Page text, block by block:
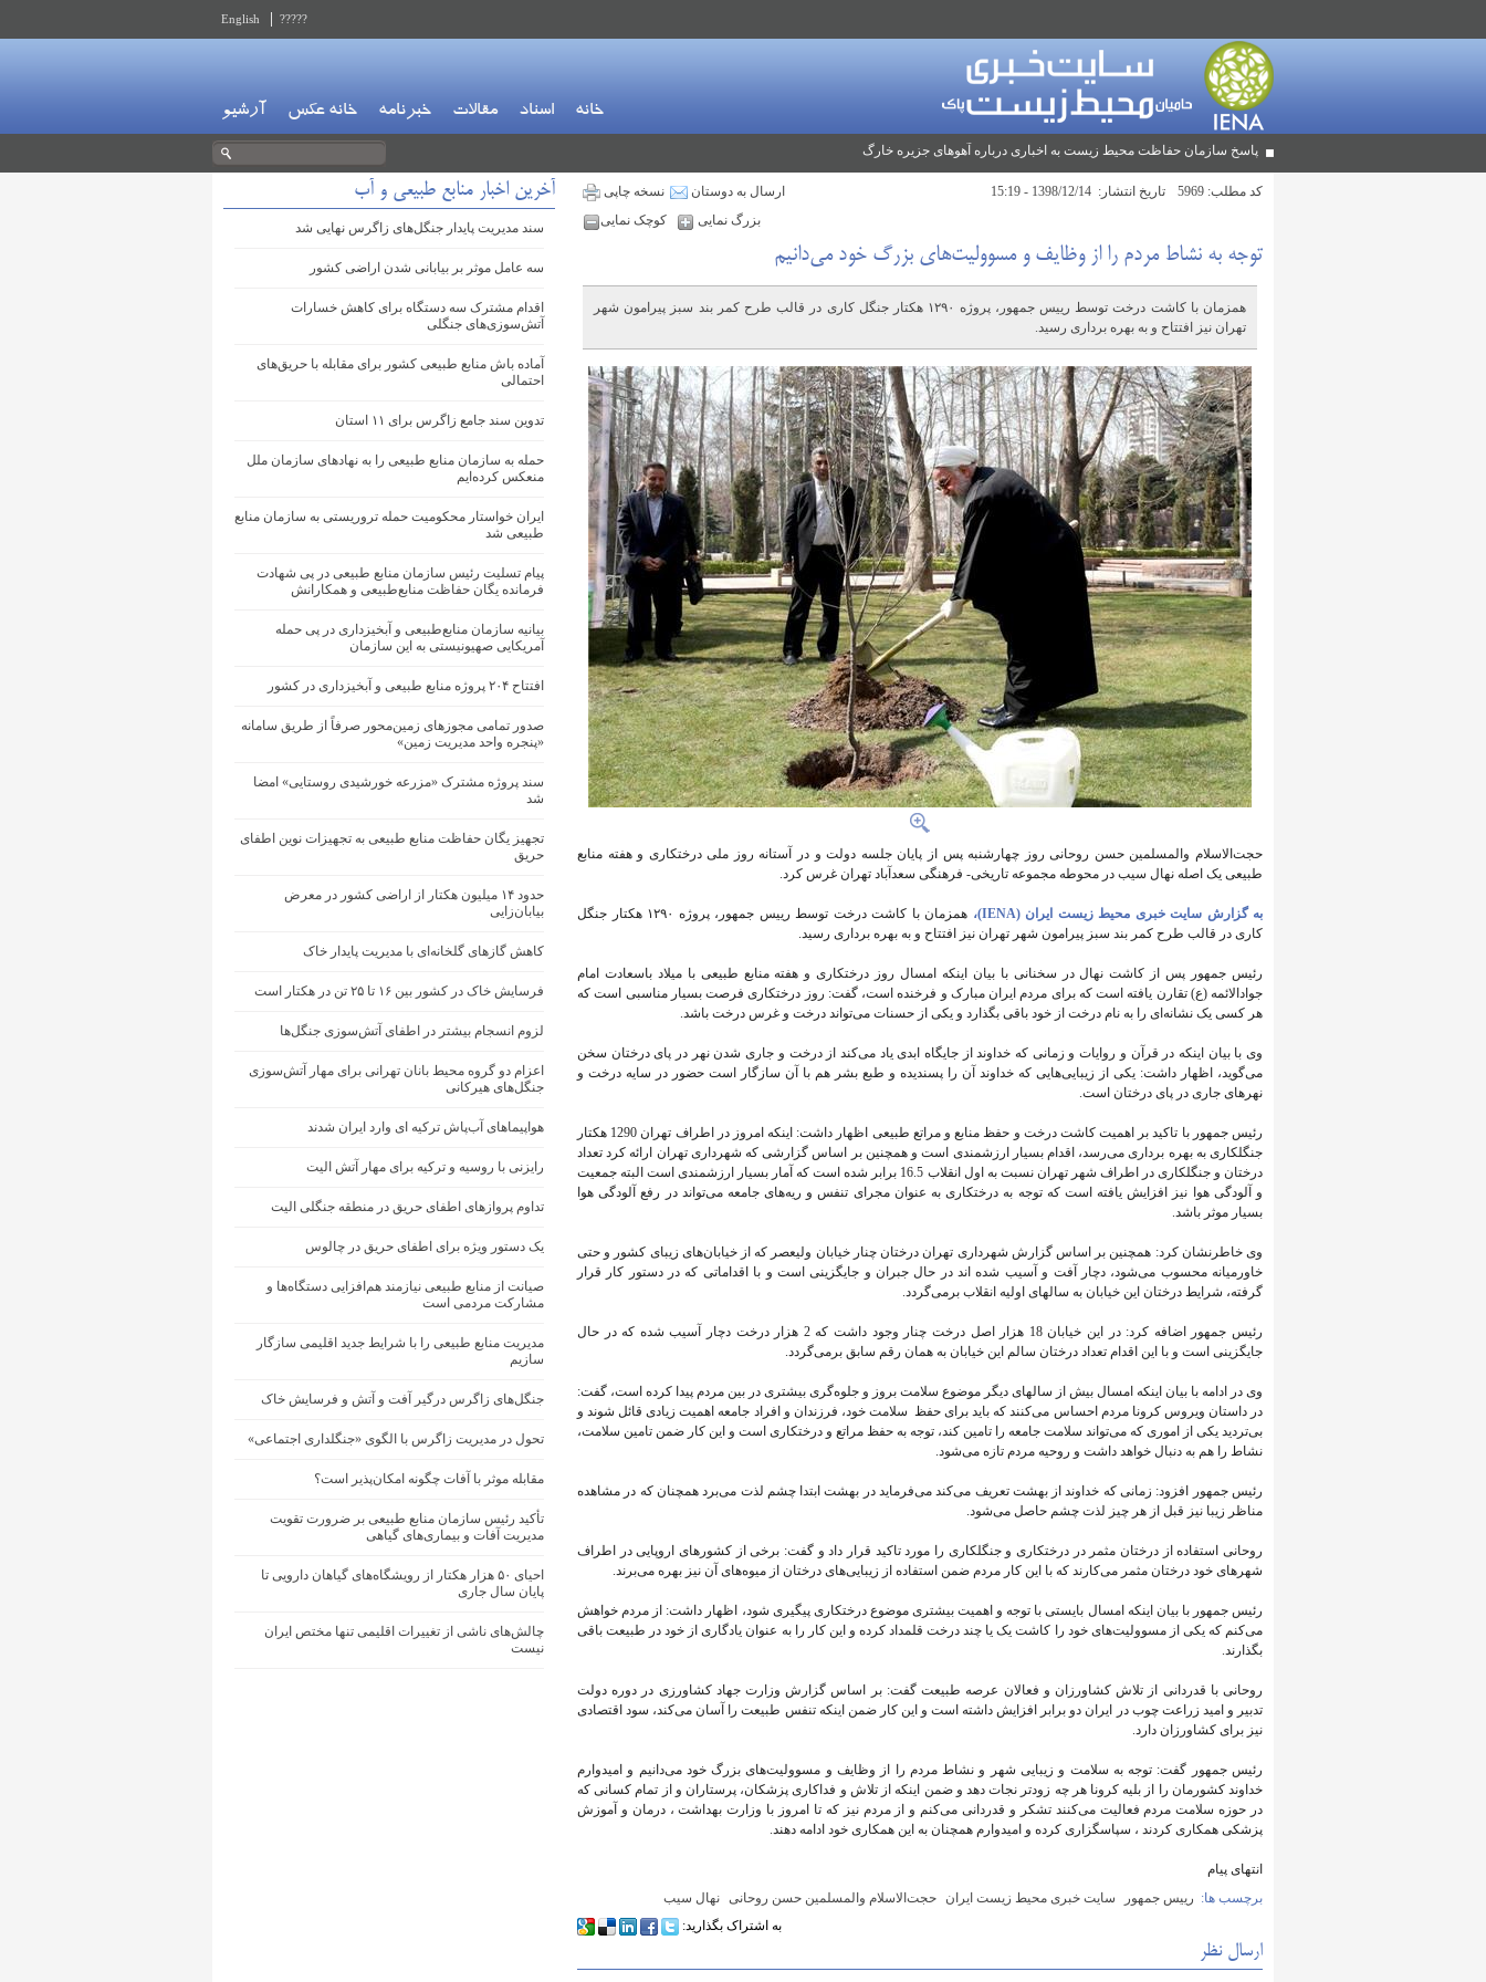
?????
English
خانه اسناد مقالات خبرنامه خانه عکس آرشیو
پاسخ سازمان حفاظت محیط زیست به اخباری درباره آهوهای جزیره خارگ
کد مطلب: تاریخ انتشار: نسخه چاپی
ارسال به دوستان
بزرگ نمایی
کوچک نمایی
توجه به نشاط مردم را از وظایف و مسوولیت‌های بزرگ خود می‌دانیم
همزمان با کاشت درخت توسط رییس جمهور، پروژه ۱۲۹۰ هکتار جنگل کاری در قالب طرح کمر بند سبز پیرامون شهر
تهران نیز افتتاح و به بهره برداری رسید.
حجت‌الاسلام والمسلمین حسن روحانی روز چهارشنبه پس از پایان جلسه دولت و در آستانه روز ملی درختکاری و هفته منابع
طبیعی یک اصله نهال سیب در محوطه مجموعه تاریخی- فرهنگی سعدآباد تهران غرس کرد.
به گزارش سایت خبری محیط زیست ایران (IENA)،
همزمان با کاشت درخت توسط رییس جمهور، پروژه ۱۲۹۰ هکتار جنگل
کاری در قالب طرح کمر بند سبز پیرامون شهر تهران نیز افتتاح و به بهره برداری رسید.
رئیس جمهور پس از کاشت نهال در سخنانی با بیان اینکه امسال روز درختکاری و هفته منابع طبیعی با میلاد باسعادت امام
جوادالائمه (ع) تقارن یافته است که برای مردم ایران مبارک و فرخنده است، گفت: روز درختکاری فرصت بسیار مناسبی است که
هر کسی یک نشانه‌ای را به نام درخت از خود باقی بگذارد و یکی از حسنات می‌تواند درخت و غرس درخت باشد.
وی با بیان اینکه در قرآن و روایات و زمانی که خداوند از جایگاه ابدی یاد می‌کند از درخت و جاری شدن نهر در پای درختان سخن
می‌گوید، اظهار داشت: یکی از زیبایی‌هایی که خداوند آن را پسندیده و طبع بشر هم با آن سازگار است حضور در سایه درخت و
نهرهای جاری در پای درختان است.
رئیس جمهور با تاکید بر اهمیت کاشت درخت و حفظ منابع و مراتع طبیعی اظهار داشت: اینکه امروز در اطراف تهران 1290 هکتار
جنگلکاری به بهره برداری می‌رسد، اقدام بسیار ارزشمندی است و همچنین بر اساس گزارشی که شهرداری تهران ارائه کرد تعداد
درختان و جنگلکاری در اطراف شهر تهران نسبت به اول انقلاب 16.5 برابر شده است که آمار بسیار ارزشمندی است البته جمعیت
و آلودگی هوا نیز افزایش یافته است که توجه به درختکاری به عنوان مجرای تنفس و ریه‌های جامعه می‌تواند در رفع آلودگی‌ هوا
بسیار موثر باشد.
وی خاطرنشان کرد: همچنین بر اساس گزارش شهرداری تهران درختان چنار خیابان ولیعصر که از خیابان‌های زیبای کشور و حتی
خاورمیانه محسوب می‌شود، دچار آفت و آسیب شده اند در حال جبران و جایگزینی است و با اقداماتی که در دستور کار قرار
گرفته، شرایط درختان این خیابان به سالهای اولیه انقلاب برمی‌گردد.
رئیس جمهور اضافه کرد: در این خیابان 18 هزار اصل درخت چنار وجود داشت که 2 هزار درخت دچار آسیب شده که در حال
جایگزینی است و با این اقدام تعداد درختان سالم این خیابان به همان رقم سابق برمی‌گردد.
وی در ادامه با بیان اینکه امسال بیش از سالهای دیگر موضوع سلامت بروز و جلوه‌گری بیشتری در بین مردم پیدا کرده است، گفت:
در داستان ویروس کرونا مردم احساس می‌کنند که باید برای حفظ سلامت خود، فرزندان و افراد جامعه اهمیت زیادی قائل شوند و
بی‌تردید یکی از اموری که می‌تواند سلامت جامعه را تامین کند، توجه به حفظ مراتع و درختکاری است و این کار ضمن تامین سلامت،
نشاط را هم به دنبال خواهد داشت و روحیه مردم تازه می‌شود.
رئیس جمهور افزود: زمانی که خداوند از بهشت تعریف می‌کند می‌فرماید در بهشت ابتدا چشم لذت می‌برد همچنان که در مشاهده
مناظر زیبا نیز قبل از هر چیز لذت چشم حاصل می‌شود.
روحانی استفاده از درختان مثمر در درختکاری و جنگلکاری را مورد تاکید قرار داد و گفت: برخی از کشورهای اروپایی در اطراف
شهرهای خود درختان مثمر می‌کارند که با این کار مردم ضمن استفاده از زیبایی‌های درختان از میوه‌های آن نیز بهره می‌برند.
رئیس جمهور با بیان اینکه امسال بایستی با توجه و اهمیت بیشتری موضوع درختکاری پیگیری شود، اظهار داشت: از مردم خواهش
می‌کنم که یکی از مسوولیت‌های خود را کاشت یک یا چند درخت قلمداد کرده و این کار را به عنوان یادگاری از خود در طبیعت باقی
بگذارند.
روحانی با قدردانی از تلاش کشاورزان و فعالان عرصه طبیعت گفت: بر اساس گزارش وزارت جهاد کشاورزی در دوره دولت
تدبیر و امید زراعت چوب در ایران دو برابر افزایش داشته است و این کار ضمن اینکه تنفس طبیعت را آسان می‌کند، سود اقتصادی
نیز برای کشاورزان دارد.
رئیس جمهور گفت: توجه به سلامت و زیبایی شهر و نشاط مردم را از وظایف و مسوولیت‌های بزرگ خود می‌دانیم و امیدوارم
خداوند کشورمان را از بلیه کرونا هر چه زودتر نجات دهد و ضمن اینکه از تلاش و فداکاری پزشکان، پرستاران و از تمام کسانی که
در حوزه سلامت مردم فعالیت می‌کنند تشکر و قدردانی می‌کنم و از مردم نیز که تا امروز با وزارت بهداشت ، درمان و آموزش
پزشکی همکاری کردند ، سپاسگزاری کرده و امیدوارم همچنان به این همکاری خود ادامه دهند.
انتهای پیام
برچسب ها: رییس جمهور سایت خبری محیط زیست ایران حجت‌الاسلام والمسلمین حسن روحانی نهال سیب
به اشتراک بگذارید:
ارسال نظر
آخرین اخبار منابع طبیعی و آب
سند مدیریت پایدار جنگل‌های زاگرس نهایی شد
سه عامل موثر بر بیابانی شدن اراضی کشور
اقدام مشترک سه دستگاه برای کاهش خسارات
آتش‌سوزی‌های جنگلی
آماده باش منابع طبیعی کشور برای مقابله با حریق‌های
احتمالی
تدوین سند جامع زاگرس برای ۱۱ استان
حمله به سازمان منابع طبیعی را به نهادهای سازمان ملل
منعکس کرده‌ایم
ایران خواستار محکومیت حمله تروریستی به سازمان منابع
طبیعی شد
پیام تسلیت رئیس سازمان منابع طبیعی در پی شهادت
فرمانده یگان حفاظت منابع‌طبیعی و همکارانش
بیانیه سازمان منابع‌طبیعی و آبخیزداری در پی حمله
آمریکایی صهیونیستی به این سازمان
افتتاح ۲۰۴ پروژه منابع طبیعی و آبخیزداری در کشور
صدور تمامی مجوزهای زمین‌محور صرفاً از طریق سامانه
«پنجره واحد مدیریت زمین»
سند پروژه مشترک «مزرعه خورشیدی روستایی» امضا
شد
تجهیز یگان حفاظت منابع طبیعی به تجهیزات نوین اطفای
حریق
حدود ۱۴ میلیون هکتار از اراضی کشور در معرض
بیابان‌زایی
کاهش گازهای گلخانه‌ای با مدیریت پایدار خاک
فرسایش خاک در کشور بین ۱۶ تا ۲۵ تن در هکتار است
لزوم انسجام بیشتر در اطفای آتش‌سوزی جنگل‌ها
اعزام دو گروه محیط ‌بانان تهرانی برای مهار آتش‌سوزی
جنگل‌های هیرکانی
هواپیماهای آب‌پاش ترکیه ای وارد ایران شدند
رایزنی با روسیه و ترکیه برای مهار آتش الیت
تداوم پروازهای اطفای حریق در منطقه جنگلی الیت
یک دستور ویژه برای اطفای حریق در چالوس
صیانت از منابع طبیعی نیازمند هم‌افزایی دستگاه‌ها و
مشارکت مردمی است
مدیریت منابع طبیعی را با شرایط جدید اقلیمی سازگار
سازیم
جنگل‌های زاگرس درگیر آفت و آتش و فرسایش خاک
تحول در مدیریت زاگرس با الگوی «جنگلداری اجتماعی»
مقابله موثر با آفات چگونه امکان‌پذیر است؟
تأکید رئیس سازمان منابع طبیعی بر ضرورت تقویت
مدیریت آفات و بیماری‌های گیاهی
احیای ۵۰ هزار هکتار از رویشگاه‌های گیاهان دارویی تا
پایان سال جاری
چالش‌های ناشی از تغییرات اقلیمی تنها مختص ایران
نیست